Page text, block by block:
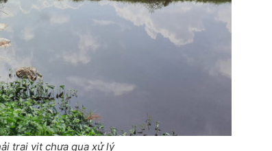
trại vịt chưa qua xử lý